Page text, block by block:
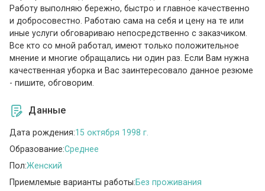
Работу выполняю бережно, быстро и главное качественно
и добросовестно. Работаю сама на себя и цену на те или
иные услуги обговариваю непосредственно с заказчиком.
Все кто со мной работал, имеют только положительное
мнение и многие обращались ни один раз. Если Вам нужна
качественная уборка и Вас заинтересовало данное резюме
- пишите, обговорим.
Данные
Дата рождения:15 октября 1998 г.
Образование:Среднее
Пол:Женский
Приемлемые варианты работы:Без проживания